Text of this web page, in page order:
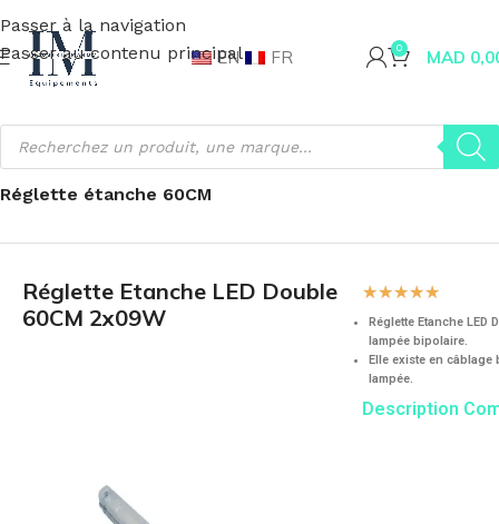
Passer à la navigation
Passer au contenu principal
EN FR 0 MAD
Accueil Fournitures industrielles Éclairage Réglette LED
Réglette étanche 60CM
Réglette Etanche LED Double
60CM 2x09W
☆☆☆☆☆
Réglette Etanche LED
lampée bipolaire.
Elle existe en
lampée.
Description